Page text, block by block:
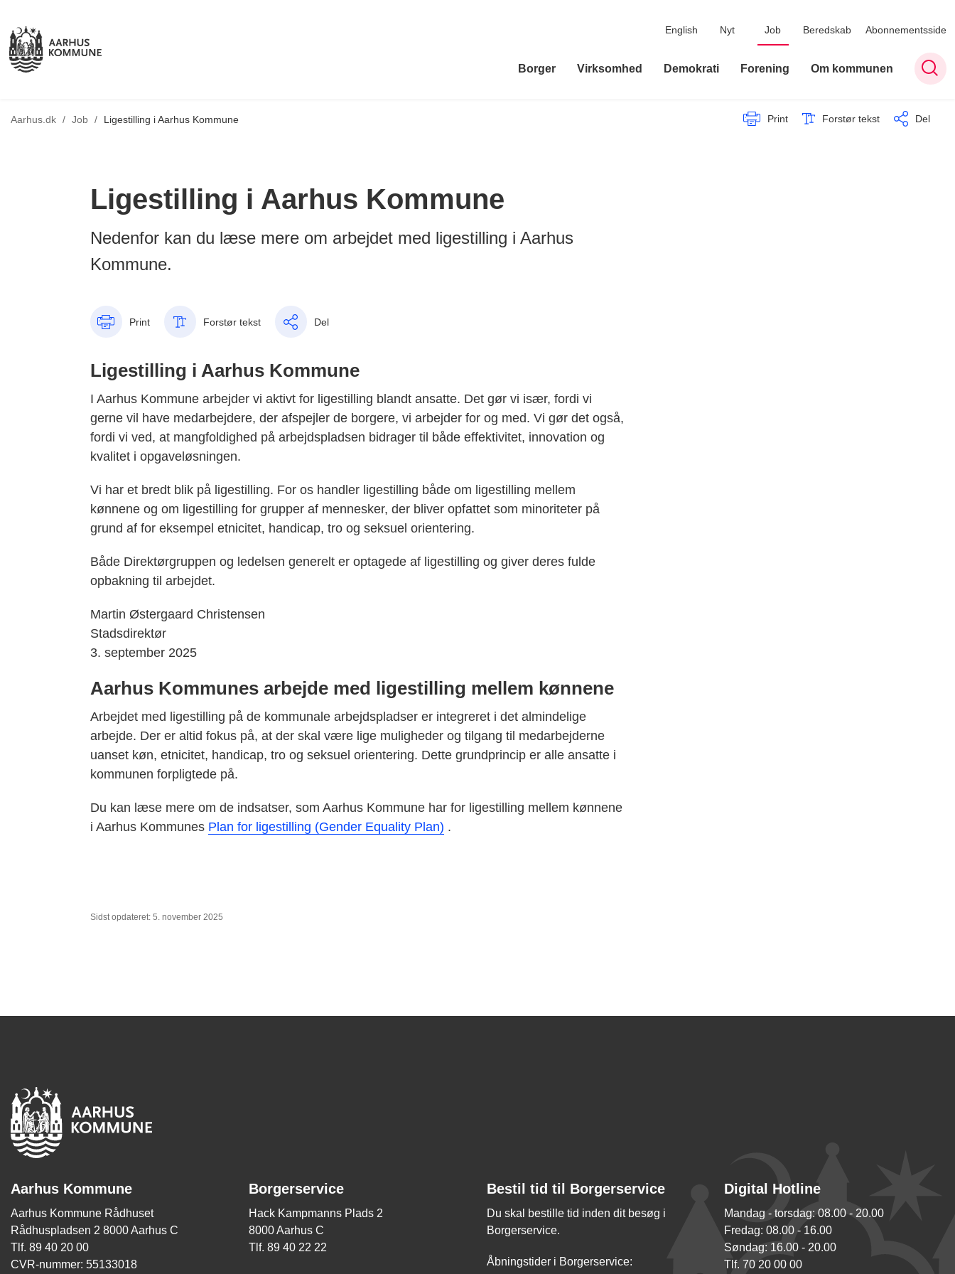
English Nyt Job Beredskab Abonnementsside
Borger Virksomhed Demokrati Forening Om kommunen
Aarhus.dk / Tilbage til
Job / Ligestilling i Aarhus Kommune Print Forstør tekst Del
Ligestilling i Aarhus Kommune
Nedenfor kan du læse mere om arbejdet med ligestilling i Aarhus
Kommune.
Print Forstør tekst Del
Ligestilling i Aarhus Kommune
I Aarhus Kommune arbejder vi aktivt for ligestilling blandt ansatte. Det gør vi især, fordi vi
gerne vil have medarbejdere, der afspejler de borgere, vi arbejder for og med. Vi gør det også,
fordi vi ved, at mangfoldighed på arbejdspladsen bidrager til både effektivitet, innovation og
kvalitet i opgaveløsningen.
Vi har et bredt blik på ligestilling. For os handler ligestilling både om ligestilling mellem
kønnene og om ligestilling for grupper af mennesker, der bliver opfattet som minoriteter på
grund af for eksempel etnicitet, handicap, tro og seksuel orientering.
Både Direktørgruppen og ledelsen generelt er optagede af ligestilling og giver deres fulde
opbakning til arbejdet.
Martin Østergaard Christensen
Stadsdirektør
3. september 2025
Aarhus Kommunes arbejde med ligestilling mellem kønnene
Arbejdet med ligestilling på de kommunale arbejdspladser er integreret i det almindelige
arbejde. Der er altid fokus på, at der skal være lige muligheder og tilgang til medarbejderne
uanset køn, etnicitet, handicap, tro og seksuel orientering. Dette grundprincip er alle ansatte i
kommunen forpligtede på.
Du kan læse mere om de indsatser, som Aarhus Kommune har for ligestilling mellem kønnene
i Aarhus Kommunes Plan for ligestilling (Gender Equality Plan) .
Sidst opdateret: 5. november 2025
Aarhus Kommune
Aarhus Kommune Rådhuset
Rådhuspladsen 2 8000 Aarhus C
Tlf. 89 40 20 00
CVR-nummer: 55133018
Borgerservice
Hack Kampmanns Plads 2
8000 Aarhus C
Tlf. 89 40 22 22
Bestil tid til Borgerservice
Du skal bestille tid inden dit besøg i
Borgerservice.
Åbningstider i Borgerservice:
Digital Hotline
Mandag - torsdag: 08.00 - 20.00
Fredag: 08.00 - 16.00
Søndag: 16.00 - 20.00
Tlf. 70 20 00 00